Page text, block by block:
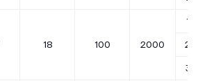
18 100 2000
1,7
2,5
3,5